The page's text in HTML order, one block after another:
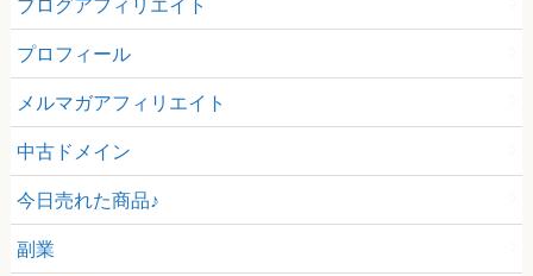
プロフィール
メルマガアフィリエイト
中古ドメイン
今日売れた商品♪
副業